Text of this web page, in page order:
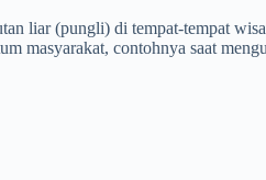
liar (pungli) di tempat-tempat
masyarakat, contohnya saat